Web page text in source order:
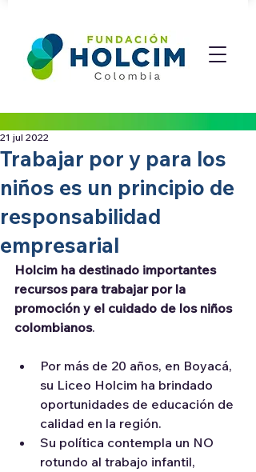
Trabajar por y para los
niños es un principio de
responsabilidad
empresarial
21 jul 2022
Holcim ha destinado importantes
recursos para trabajar por la
promoción y el cuidado de los niños
colombianos.
Por más de 20 años, en Boyacá,
su Liceo Holcim ha brindado
oportunidades de educación de
calidad en la región.
Su política contempla un NO
rotundo al trabajo infantil,